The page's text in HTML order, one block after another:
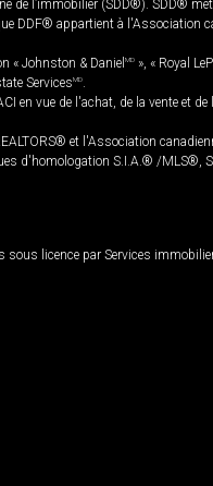
de l’immobilier (SDD®). SDD®
DDF® appartient à l'Association
« Johnston & Daniel MD », « Royal
ServicesMD
vue de l'achat, de la vente et
et l'Association
d'homologation S.I.A.® /MLS®,
sous licence par Services